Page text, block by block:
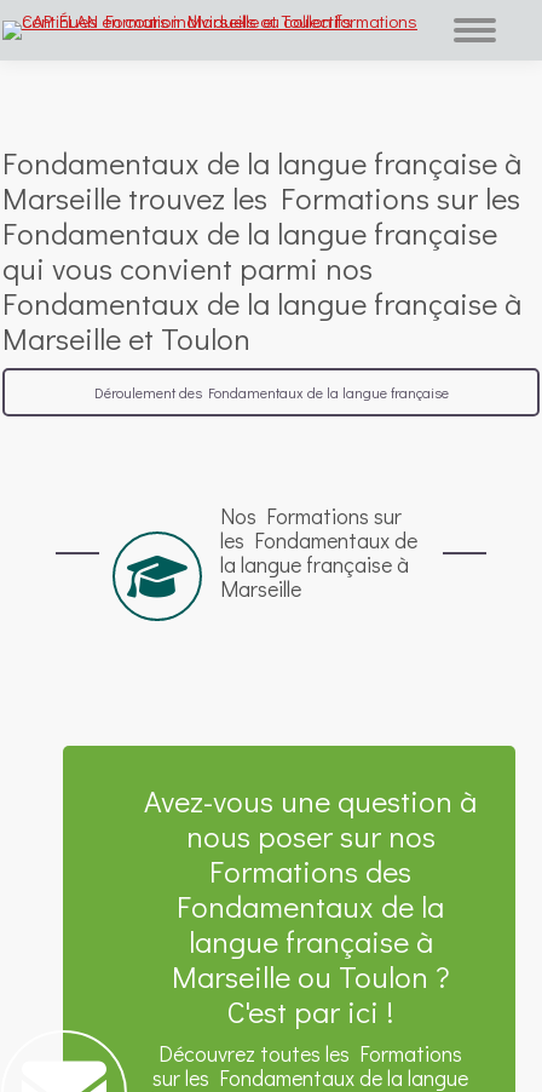
Fondamentaux de la langue française à
Marseille trouvez les Formations sur les
Fondamentaux de la langue française
qui vous convient parmi nos
Fondamentaux de la langue française à
Marseille et Toulon
Déroulement des Fondamentaux de la langue française
Nos Formations sur
les Fondamentaux de
la langue française à
Marseille
Avez-vous une question à
nous poser sur nos
Formations des
Fondamentaux de la
langue française à
Marseille ou Toulon ?
C'est par ici !
Découvrez toutes les Formations
sur les Fondamentaux de la langue